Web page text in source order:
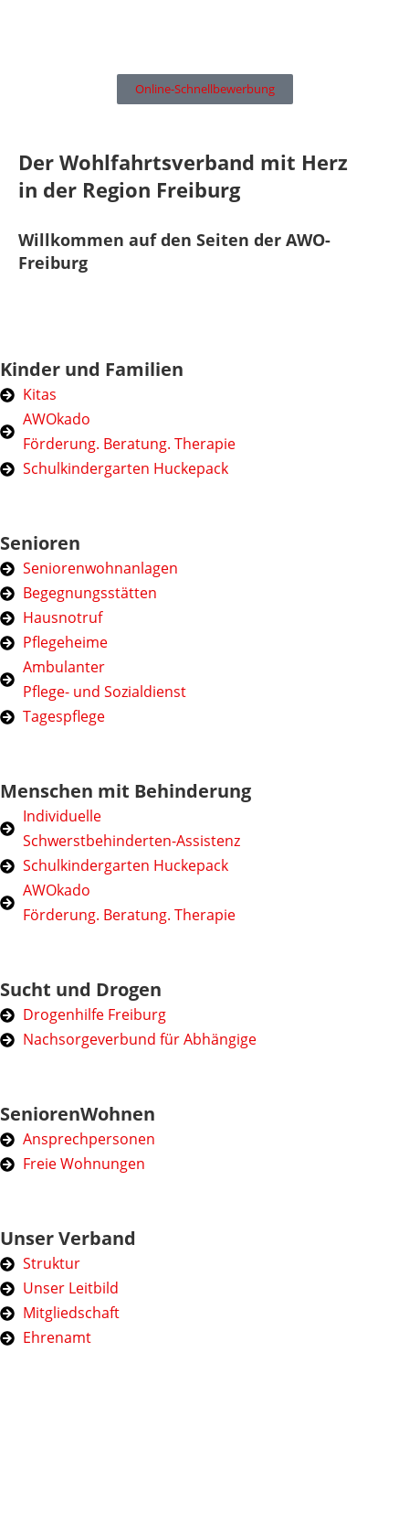
Online-Schnellbewerbung
Der Wohlfahrtsverband mit Herz
in der Region Freiburg
Willkommen auf den Seiten der AWO-
Freiburg
Kinder und Familien
Kitas
AWOkado
Förderung. Beratung. Therapie
Schulkindergarten Huckepack
Senioren
Seniorenwohnanlagen
Begegnungsstätten
Hausnotruf
Pflegeheime
Ambulanter
Pflege- und Sozialdienst
Tagespflege
Menschen mit Behinderung
Individuelle
Schwerstbehinderten-Assistenz
Schulkindergarten Huckepack
AWOkado
Förderung. Beratung. Therapie
Sucht und Drogen
Drogenhilfe Freiburg
Nachsorgeverbund für Abhängige
SeniorenWohnen
Ansprechpersonen
Freie Wohnungen
Unser Verband
Struktur
Unser Leitbild
Mitgliedschaft
Ehrenamt